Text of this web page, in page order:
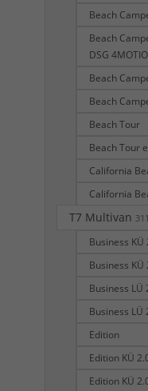
Beach
Beach
DSG
Beach
Beach
Beach Tour
Beach Tour
California
California
T7 Multivan 311
Business KÜ
Business KÜ
Business LÜ
Business LÜ
Edition
Edition KÜ
Edition KÜ